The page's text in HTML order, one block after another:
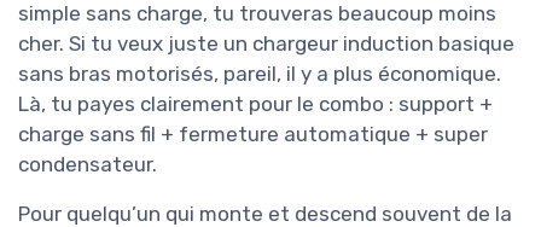
simple sans charge, tu trouveras beaucoup moins
cher. Si tu veux juste un chargeur induction basique
sans bras motorisés, pareil, il y a plus économique.
Là, tu payes clairement pour le combo : support +
charge sans fil + fermeture automatique + super
condensateur.
Pour quelqu’un qui monte et descend souvent de la